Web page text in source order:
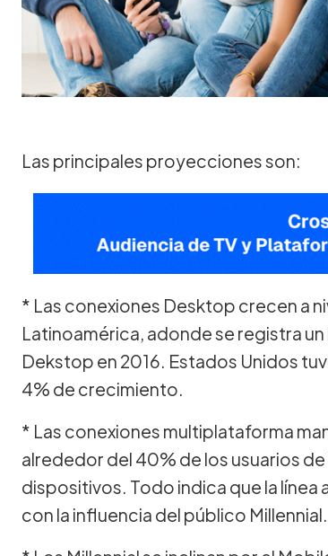
Las principales proyecciones son:
* Las conexiones Desktop crecen a
Latinoamérica, adonde se registra
Dekstop en 2016. Estados Unidos
4% de crecimiento.
* Las conexiones multiplataforma
alrededor del 40% de los usuarios
dispositivos. Todo indica que la
con la influencia del público Millennial.